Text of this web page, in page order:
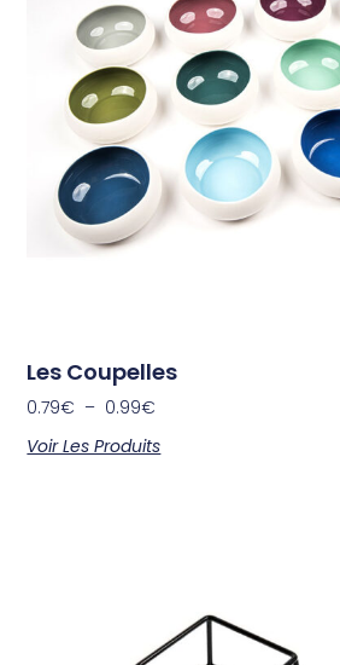
Les Coupelles
0.79€ – 0.99€
Voir Les Produits